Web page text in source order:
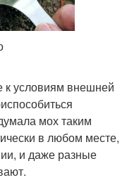
к условиям внешней
мох таким
в любом месте,
и даже разные